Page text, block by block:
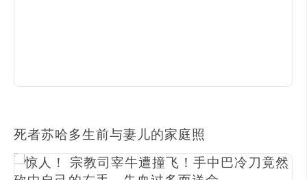
死者苏哈多生前与妻儿的家庭照